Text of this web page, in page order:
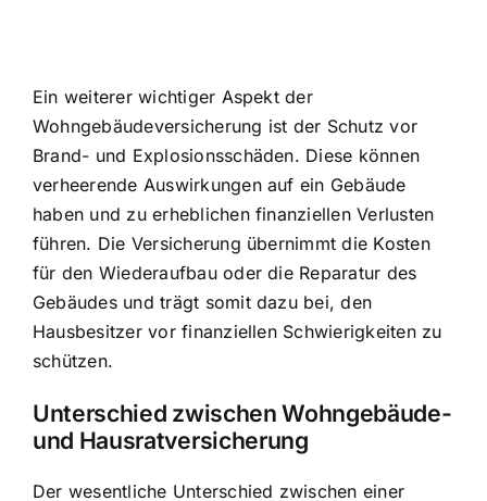
Ein weiterer wichtiger Aspekt der
Wohngebäudeversicherung ist der Schutz vor
Brand- und Explosionsschäden. Diese können
verheerende Auswirkungen auf ein Gebäude
haben und zu erheblichen finanziellen Verlusten
führen. Die Versicherung übernimmt die Kosten
für den Wiederaufbau oder die Reparatur des
Gebäudes und trägt somit dazu bei, den
Hausbesitzer vor finanziellen Schwierigkeiten zu
schützen.
Unterschied zwischen Wohngebäude-
und Hausratversicherung
Der wesentliche Unterschied zwischen einer